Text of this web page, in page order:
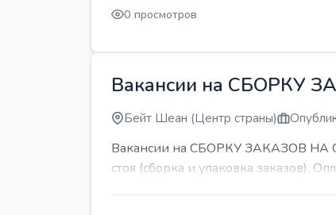
0 просмотров
Вакансии на СБОРКУ
Бейт Шеан (Центр страны)
Вакансии на СБОРКУ ЗАКАЗОВ НА
стоя (сборка и упаковка заказов).